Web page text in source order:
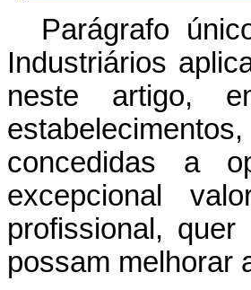
Parágrafo
Industriários
neste artigo,
concedidas a
excepcional
profissional,
possam melhorar